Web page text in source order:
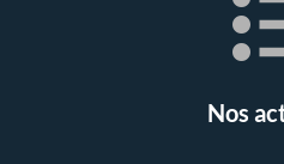
Nos